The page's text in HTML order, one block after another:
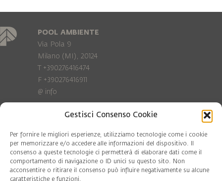
Gestisci Consenso Cookie
Per fornire le migliori esperienze, utilizziamo tecnologie come i cookie
per memorizzare e/o accedere alle informazioni del dispositivo. Il
consenso a queste tecnologie ci permetterà di elaborare dati come il
comportamento di navigazione o ID unici su questo sito. Non
acconsentire o ritirare il consenso può influire negativamente su alcune
caratteristiche e funzioni.
POOL AMBIENTE
Via Pola 9
Milano (MI), 20124
T +390276416474
F +390276416911
@ info
Privacy Policy
Cookie policy
COD. FISC. 97081560159
P.IVA 06375640965
© Pool Ambiente 2026